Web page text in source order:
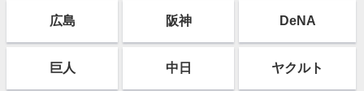
広島 阪神 DeNA
巨人 中日 ヤクルト